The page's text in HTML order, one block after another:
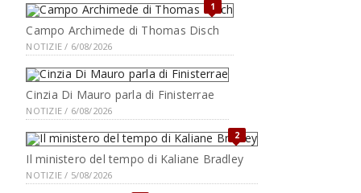
1
Campo Archimede di Thomas Disch
NOTIZIE / 6/08/2026
Cinzia Di Mauro parla di Finisterrae
NOTIZIE / 6/08/2026
2
Il ministero del tempo di Kaliane Bradley
NOTIZIE / 5/08/2026